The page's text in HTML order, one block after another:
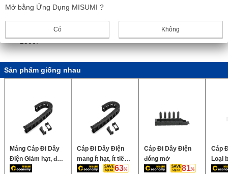
không?
Có, dòng sản phẩm này được so sánh với dòng Igus 2400 và
2500.
Sản phẩm giống nhau
Máng Cáp Đi Dây
Điện Giảm hạt, độ
ồn thấp, chiều cao
Cáp Đi Dây Điện
mang ít hạt, ít tiếng
ồn, chiều cao bên
63
Cáp Đi Dây Điện
đóng mở
81
Cáp
Loại
hoàn
Mở bằng Ứng Dụng MISUMI ?
Có Không